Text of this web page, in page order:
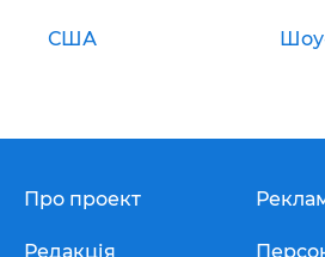
США
Про проект
Редакція